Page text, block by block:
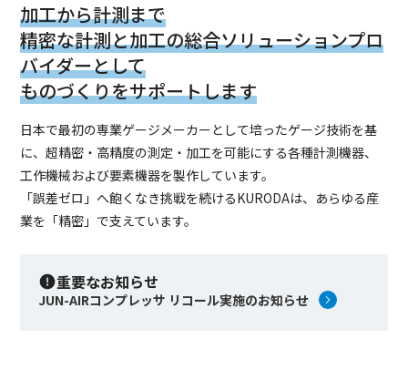
加工から計測まで
精密な計測と加工の総合ソリューションプロ
バイダーとして
ものづくりをサポートします
日本で最初の専業ゲージメーカーとして培ったゲージ技術を基
に、超精密・高精度の測定・加工を可能にする各種計測機器、
工作機械および要素機器を製作しています。
「誤差ゼロ」へ飽くなき挑戦を続けるKURODAは、あらゆる産
業を「精密」で支えています。
重要なお知らせ
JUN-AIRコンプレッサ リコール実施のお知らせ